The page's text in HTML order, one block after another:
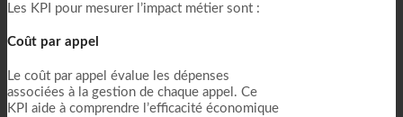
Les KPI pour mesurer l’impact métier sont :
Coût par appel
Le coût par appel évalue les dépenses
associées à la gestion de chaque appel. Ce
KPI aide à comprendre l’efficacité économique